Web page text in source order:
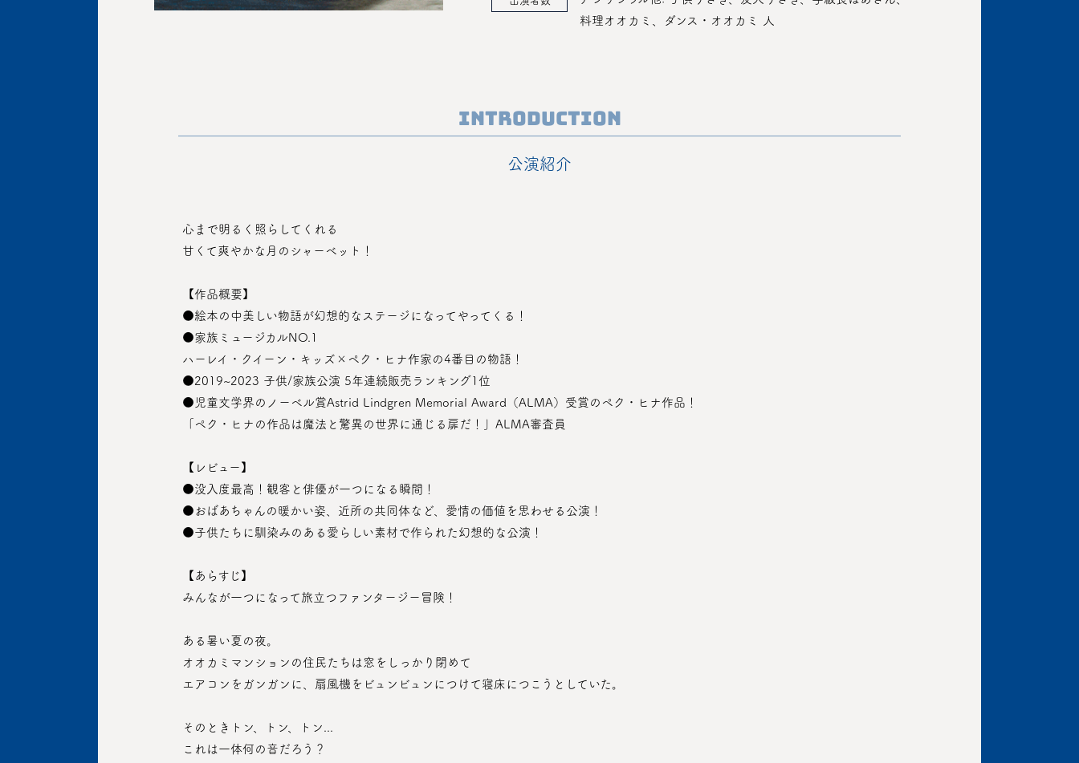
料理オオカミ、ダンス・オオカミ 人
Introduction
公演紹介
心まで明るく照らしてくれる
甘くて爽やかな月のシャーベット！
【作品概要】
●絵本の中美しい物語が幻想的なステージになってやってくる！
●家族ミュージカルNO.1
ハーレイ・クイーン・キッズ×ペク・ヒナ作家の4番目の物語！
●2019~2023 子供/家族公演 5年連続販売ランキング1位
●児童文学界のノーベル賞Astrid Lindgren Memorial Award（ALMA）受賞のペク・ヒナ作品！
「ペク・ヒナの作品は魔法と驚異の世界に通じる扉だ！」ALMA審査員
【レビュー】
●没入度最高！観客と俳優が一つになる瞬間！
●おばあちゃんの暖かい姿、近所の共同体など、愛情の価値を思わせる公演！
●子供たちに馴染みのある愛らしい素材で作られた幻想的な公演！
【あらすじ】
みんなが一つになって旅立つファンタージー冒険！
ある暑い夏の夜。
オオカミマンションの住民たちは窓をしっかり閉めて
エアコンをガンガンに、扇風機をビュンビュンにつけて寝床につこうとしていた。
そのときトン、トン、トン...
これは一体何の音だろう？